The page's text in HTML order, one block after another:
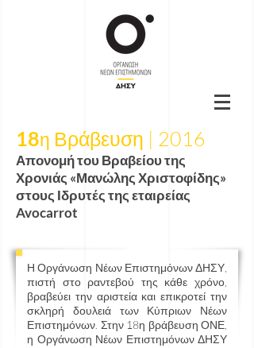
18η Βράβευση | 2016
Απονομή του Βραβείου της
Χρονιάς «Μανώλης Χριστοφίδης»
στους Ιδρυτές της εταιρείας
Avocarrot
Η Οργάνωση Νέων Επιστημόνων ΔΗΣΥ,
πιστή στο ραντεβού της κάθε χρόνο,
βραβεύει την αριστεία και επικροτεί την
σκληρή δουλειά των Κύπριων Νέων
Επιστημόνων. Στην 18η βράβευση ΟΝΕ,
η Οργάνωση Νέων Επιστημόνων ΔΗΣΥ